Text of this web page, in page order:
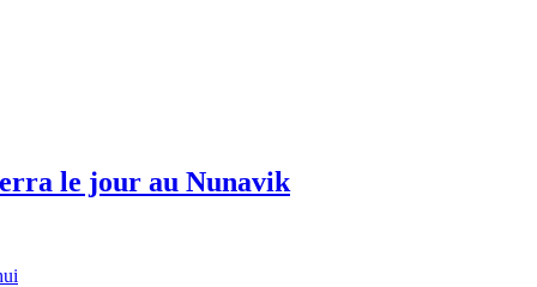
le jour au Nunavik